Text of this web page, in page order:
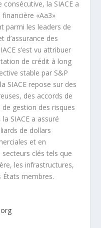
consécutive, la SIACE a
«Aa3»
parmi les leaders de
d’assurance des
s’est vu attribuer
de crédit à long
stable par S&P
SIACE repose sur des
des accords de
gestion des risques
SIACE a assuré
de dollars
et en
clés tels que
les infrastructures,
États membres.